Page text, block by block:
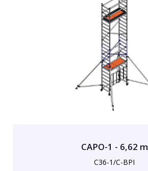
CAPO-1 - 6,62 m
C36-1/C-BPI